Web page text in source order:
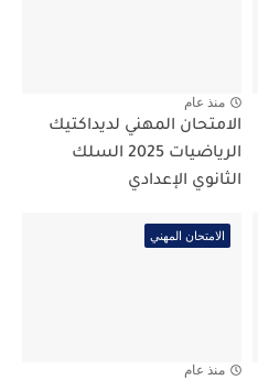
منذ عام
الامتحان المهني لديداكتيك
الرياضيات 2025 السلك
الثانوي الإعدادي
الامتحان المهني
منذ عام